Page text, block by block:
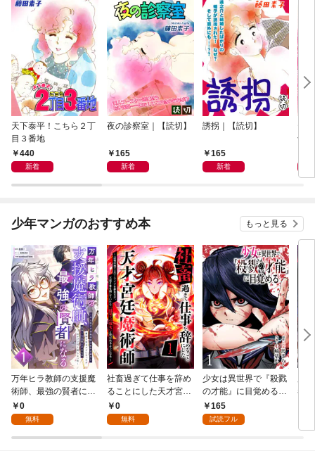
天下泰平！こちら２丁
目３番地
440
新着
夜の診察室｜【読切】
165
新着
誘拐｜【読切】
165
新着
切】
少年マンガのおすすめ本 もっと見る
万年ヒラ教師の支援魔
術師、最強の賢者にな
る～不人気の支援魔術
師は給料泥棒だと魔術
が、出世した元教え子
0
無料
社畜過ぎて仕事を辞め
ることにした天才宮廷
魔術師～辺境の地でス
ローライフを夢見る
0
無料
少女は異世界で『殺戮
の才能』に目覚める
(話売り) #1
165
試読フル
者